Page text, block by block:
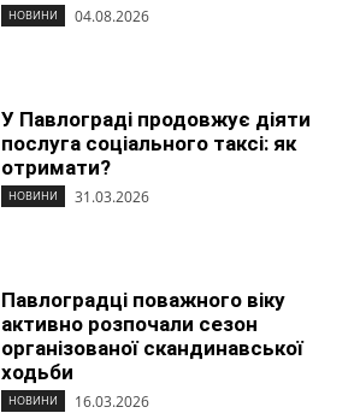
НОВИНИ 04.08.2026
У Павлограді продовжує діяти
послуга соціального таксі: як
отримати?
НОВИНИ 31.03.2026
Павлоградці поважного віку
активно розпочали сезон
організованої скандинавської
ходьби
НОВИНИ 16.03.2026